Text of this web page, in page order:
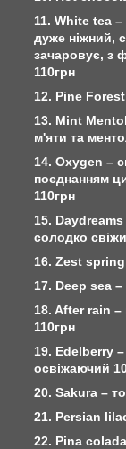
11. White tea
дуже ніжний,
зачаровує, з
110грн
12. Pine Forest
13. Mint
м'яти та
14. Oxygen –
поєднанням
110грн
15. Daydreams
солодко
16. Zest
17. Deep sea
18. After rain
110грн
19. Edelberry
освіжаючий
20. Sakura –
21. Persian
22. Pina